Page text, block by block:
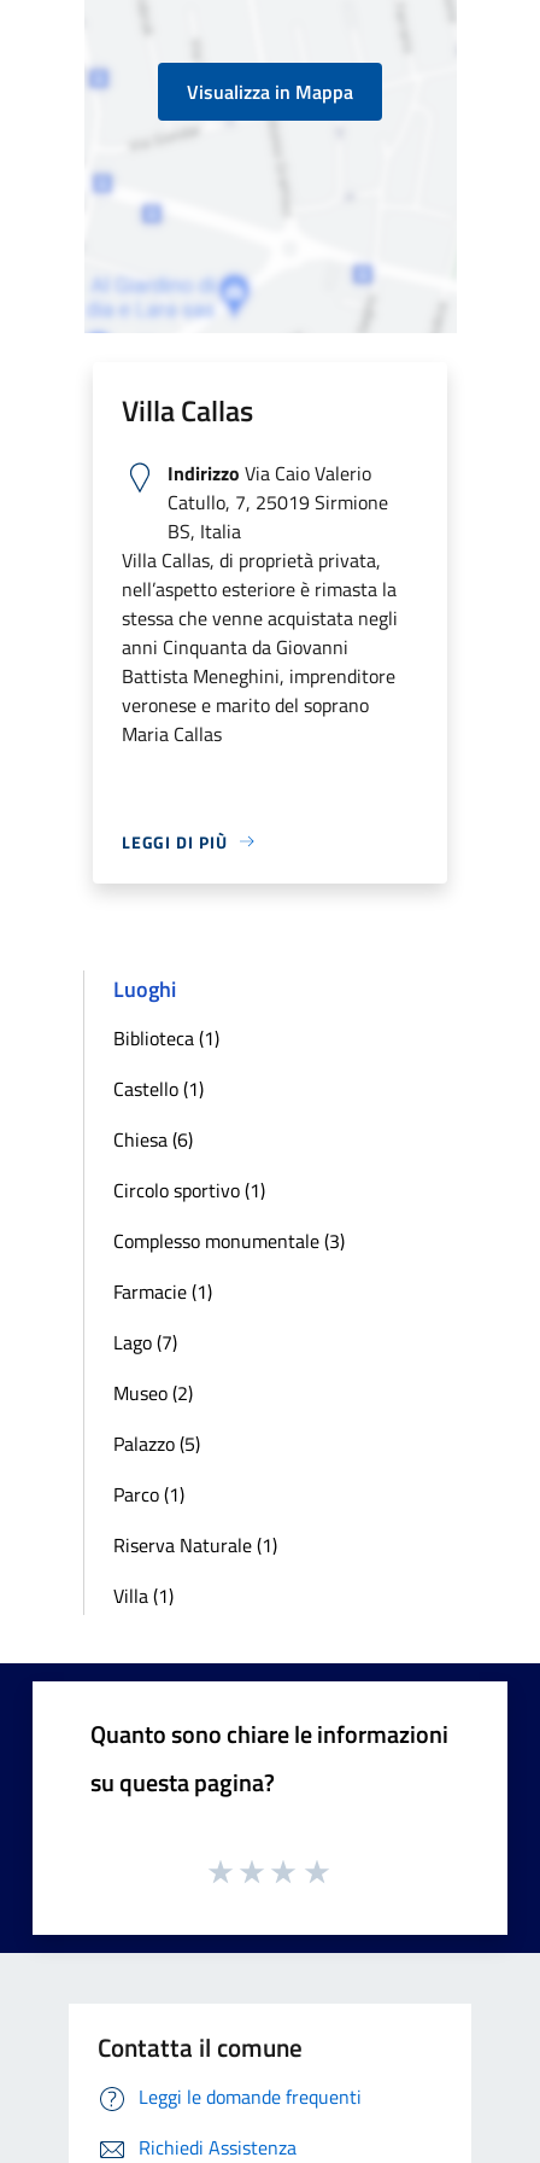
Visualizza in Mappa
Villa Callas
Indirizzo Via Caio Valerio
Catullo, 7, 25019 Sirmione
BS, Italia
Villa Callas, di proprietà privata,
nell’aspetto esteriore è rimasta la
stessa che venne acquistata negli
anni Cinquanta da Giovanni
Battista Meneghini, imprenditore
veronese e marito del soprano
Maria Callas
LEGGI DI PIÙ
Luoghi
Biblioteca (1)
Castello (1)
Chiesa (6)
Circolo sportivo (1)
Complesso monumentale (3)
Farmacie (1)
Lago (7)
Museo (2)
Palazzo (5)
Parco (1)
Riserva Naturale (1)
Villa (1)
Quanto sono chiare le informazioni
su questa pagina?
Contatta il comune
Leggi le domande frequenti
Richiedi Assistenza